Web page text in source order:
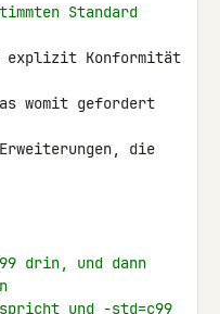
Standard
explizit Konformität
womit gefordert
Erweiterungen, die
drin, und dann
und -std=c99